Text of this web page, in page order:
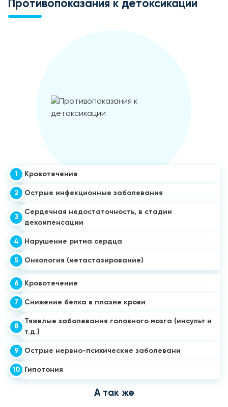
Противопоказания к детоксикации
Кровотечение
1
Острые инфекционные заболевания
2
Сердечная недостаточность, в стадии
декомпенсации
3
Нарушение ритма сердца
4
Онкология (метастазирование)
5
Кровотечение
6
Снижение белка в плазме крови
7
Тяжелые заболевания головного мозга (инсульт и
т.д.)
8
Острые нервно-психические заболевани
9
Гипотония
10
А так же